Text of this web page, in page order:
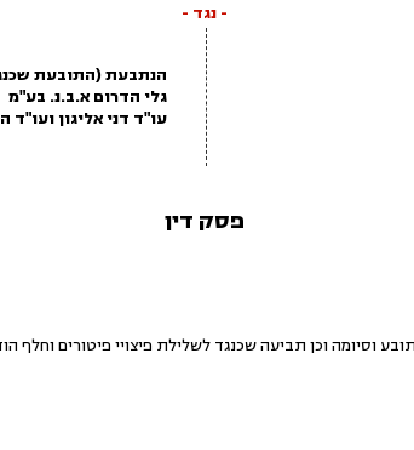
- נגד -
הנתבעת (התובעת
גלי הדרום א.ב.נ. בע"מ
עו"ד דני אליגון ועו"ד
פסק דין
וסיומה וכן תביעה שכנגד לשלילת פיצויי פיטורים וחלף